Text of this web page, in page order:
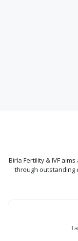
Birla Fertility & IVF
through outstanding